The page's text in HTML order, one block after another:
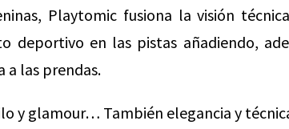
Playtomic fusiona la visión
deportivo en las pistas añadiendo,
a las prendas.
y glamour… También elegancia y